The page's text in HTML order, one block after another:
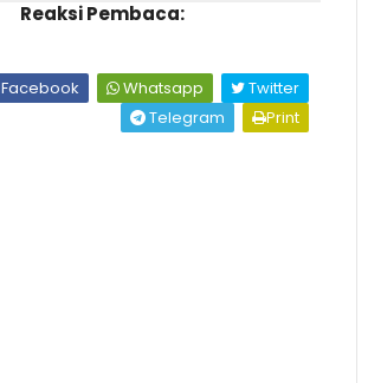
Reaksi Pembaca:
Facebook Whatsapp
Twitter
Telegram
Print